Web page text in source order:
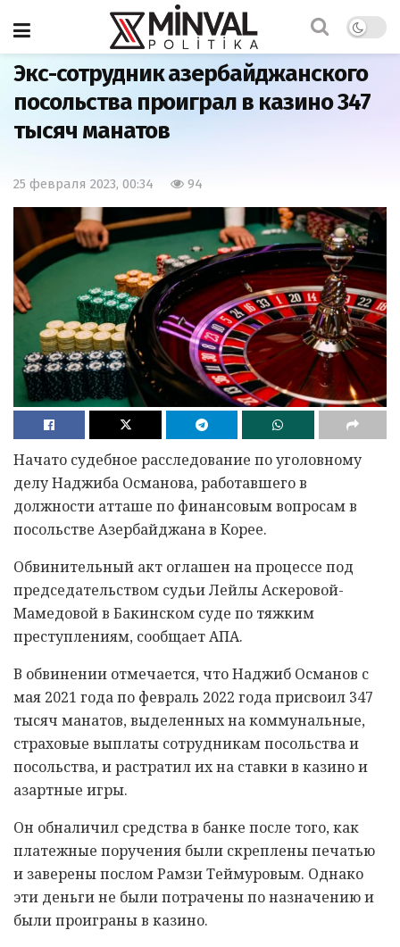
Главная Общество
Экс-сотрудник азербайджанского
посольства проиграл в казино 347
тысяч манатов
25 февраля 2023, 00:34 94
Начато судебное расследование по уголовному
делу Наджиба Османова, работавшего в
должности атташе по финансовым вопросам в
посольстве Азербайджана в Корее.
Обвинительный акт оглашен на процессе под
председательством судьи Лейлы Аскеровой-
Мамедовой в Бакинском суде по тяжким
преступлениям, сообщает АПА.
В обвинении отмечается, что Наджиб Османов с
мая 2021 года по февраль 2022 года присвоил 347
тысяч манатов, выделенных на коммунальные,
страховые выплаты сотрудникам посольства и
посольства, и растратил их на ставки в казино и
азартные игры.
Он обналичил средства в банке после того, как
платежные поручения были скреплены печатью
и заверены послом Рамзи Теймуровым. Однако
эти деньги не были потрачены по назначению и
были проиграны в казино.